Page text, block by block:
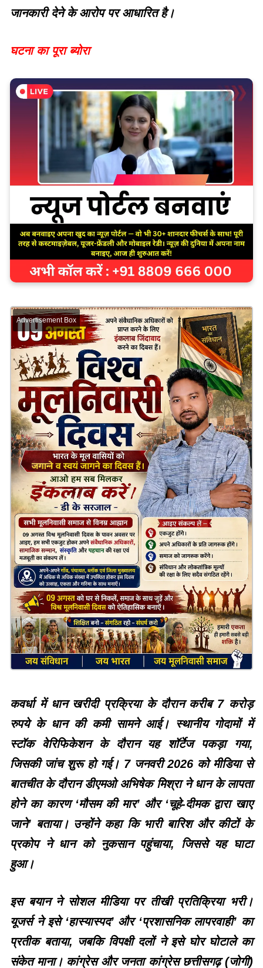
जानकारी देने के आरोप पर आधारित है।
घटना का पूरा ब्योरा
Advertisement Box
कवर्धा में धान खरीदी प्रक्रिया के दौरान करीब 7 करोड़
रुपये के धान की कमी सामने आई। स्थानीय गोदामों में
स्टॉक वेरिफिकेशन के दौरान यह शॉर्टेज पकड़ा गया,
जिसकी जांच शुरू हो गई। 7 जनवरी 2026 को मीडिया से
बातचीत के दौरान डीएमओ अभिषेक मिश्रा ने धान के लापता
होने का कारण ‘मौसम की मार’ और ‘चूहे-दीमक द्वारा खाए
जाने’ बताया। उन्होंने कहा कि भारी बारिश और कीटों के
प्रकोप ने धान को नुकसान पहुंचाया, जिससे यह घाटा
हुआ।
इस बयान ने सोशल मीडिया पर तीखी प्रतिक्रिया भरी।
यूजर्स ने इसे ‘हास्यास्पद’ और ‘प्रशासनिक लापरवाही’ का
प्रतीक बताया, जबकि विपक्षी दलों ने इसे घोर घोटाले का
संकेत माना। कांग्रेस और जनता कांग्रेस छत्तीसगढ़ (जोगी)